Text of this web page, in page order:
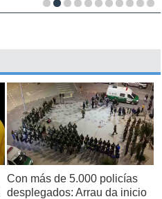
Con más de 5.000 policías
desplegados: Arrau da inicio